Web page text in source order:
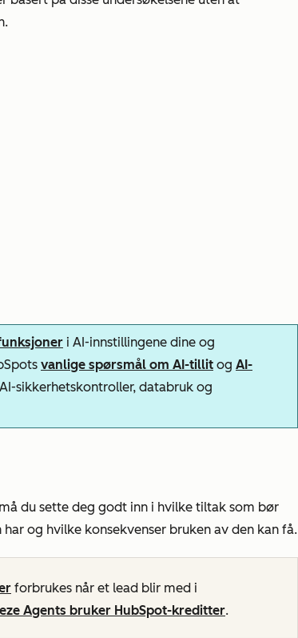
i AI-innstillingene dine og
vanlige spørsmål om AI-tillit og AI-
sikkerhetskontroller, databruk og
du sette deg godt inn i hvilke tiltak som bør
og hvilke konsekvenser bruken av den kan få.
forbrukes når et lead blir med i
Agents bruker HubSpot-kreditter.